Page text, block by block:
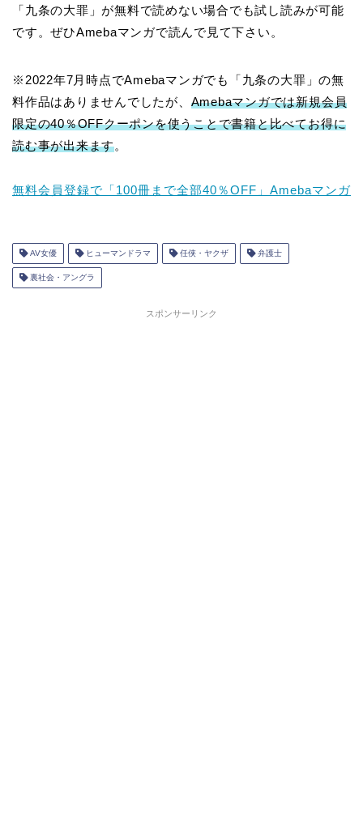
「九条の大罪」が無料で読めない場合でも試し読みが可能
です。ぜひAmebaマンガで読んで見て下さい。
※2022年7月時点でAmebaマンガでも「九条の大罪」の無
料作品はありませんでしたが、 Amebaマンガでは新規会員
限定の40％OFFクーポンを使うことで書籍と比べてお得に
読む事が出来ます。
無料会員登録で「100冊まで全部40％OFF」Amebaマンガ
AV女優 ヒューマンドラマ 任侠・ヤクザ 弁護士
裏社会・アングラ
スポンサーリンク